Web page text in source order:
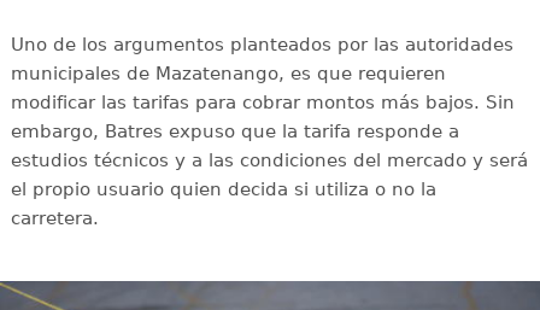
Uno de los argumentos planteados por las autoridades
municipales de Mazatenango, es que requieren
modificar las tarifas para cobrar montos más bajos. Sin
embargo, Batres expuso que la tarifa responde a
estudios técnicos y a las condiciones del mercado y será
el propio usuario quien decida si utiliza o no la
carretera.